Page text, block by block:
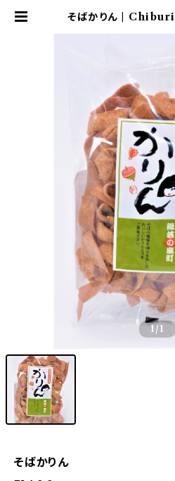
そばかりん | Chiburi Online Sho
1/1
そばかりん